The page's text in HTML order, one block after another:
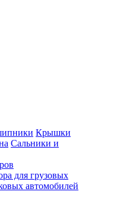
Крышки
Сальники и
для грузовых
автомобилей